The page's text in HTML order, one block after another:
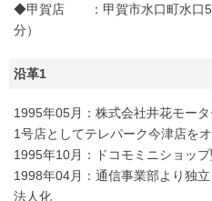
◆甲賀店 ：甲賀市水口町水口
分）
沿革1
1995年05月：株式会社井花モー
1号店としてテレパーク今津店を
1995年10月：ドコモミニショッ
1998年04月：通信事業部より独
法人化